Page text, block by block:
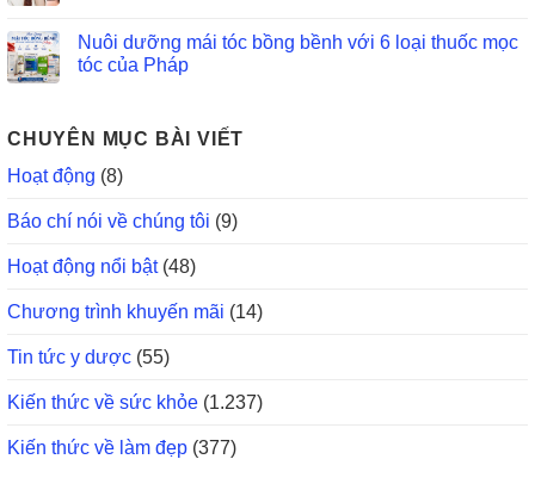
Nuôi dưỡng mái tóc bồng bềnh với 6 loại thuốc mọc
tóc của Pháp
CHUYÊN MỤC BÀI VIẾT
Hoạt động (8)
Báo chí nói về chúng tôi (9)
Hoạt động nổi bật(48)
Chương trình khuyến mãi (14)
Tin tức y dược (55)
Kiến thức về sức khỏe (1.237)
Kiến thức về làm đẹp (377)